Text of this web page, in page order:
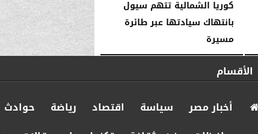
كوريا الشمالية تتهم سيول
بانتهاك سيادتها عبر طائرة
مسيرة
السبت، 10 يناير 2026 06:36 صـ
الأقسام
أخبار مصر
سياسة اقتصاد رياضة حوادث